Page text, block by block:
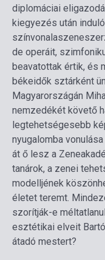
diplomáciai
kiegyezés után
de operáit,
beavatottak értik, és
békeidők sztárként
Magyarországán
nemzedékét követő
legtehetségesebb
nyugalomba
át ő lesz a
tanárok, a zenei
modelljének
életet teremt.
szorítják-e
esztétikai elveit
átadó mestert?